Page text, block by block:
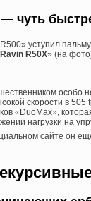
чуть
уступил
Ravin R50X» (на
особо
скорости в 505
«DuoMax»,
нагрузки на
сайте он